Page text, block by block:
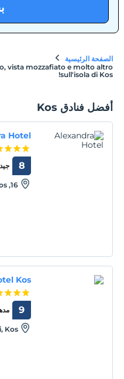
الصفحة الرئيسية
vista mozzafiato e molto altro
sull'isola di Kos!
أفضل فنادق Kos
Hotel
8
16, 25th Martiou Str, Kos
Kos
9
Kos